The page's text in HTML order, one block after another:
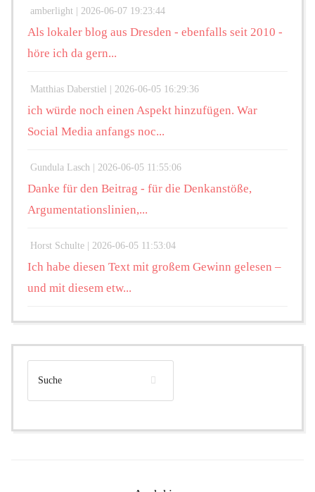
amberlight | 2026-06-07 19:23:44
Als lokaler blog aus Dresden - ebenfalls seit 2010 -
höre ich da gern...
Matthias Daberstiel | 2026-06-05 16:29:36
ich würde noch einen Aspekt hinzufügen. War
Social Media anfangs noc...
Gundula Lasch | 2026-06-05 11:55:06
Danke für den Beitrag - für die Denkanstöße,
Argumentationslinien,...
Horst Schulte | 2026-06-05 11:53:04
Ich habe diesen Text mit großem Gewinn gelesen –
und mit diesem etw...